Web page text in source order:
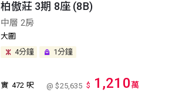
柏傲莊 3期 8座 (8B)
中層 2房
大圍
4分鐘
1分鐘
實 472 呎 @ $25,635 $ 1,210萬